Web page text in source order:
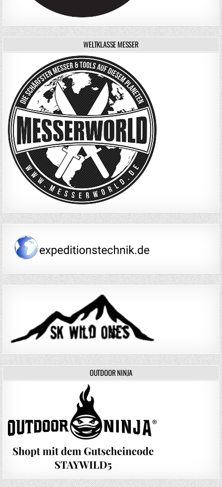
WELTKLASSE MESSER
OUTDOOR NINJA